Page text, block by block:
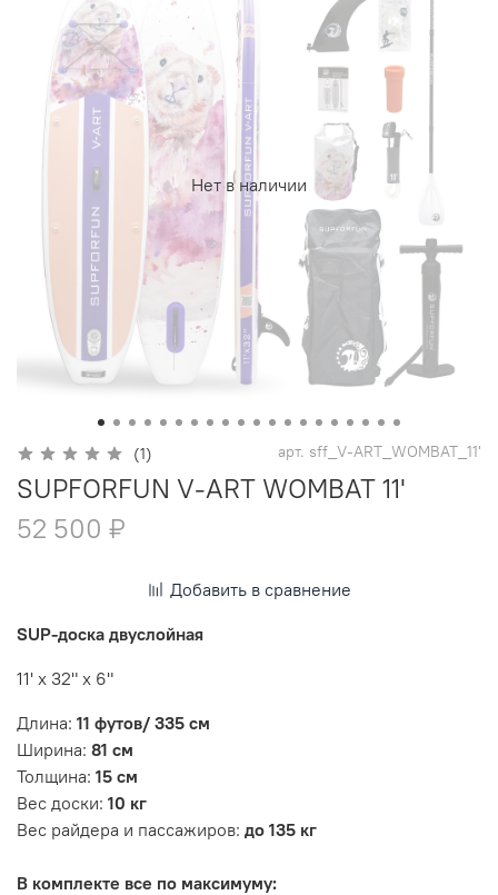
Нет в наличии
(1) арт. sff_V-ART_WOMBAT_11'
SUPFORFUN V-ART WOMBAT 11'
52 500 ₽
Добавить в сравнение
SUP-доска двуслойная
11' х 32" х 6"
Длина: 11 футов/ 335 см
Ширина: 81 см
Толщина: 15 см
Вес доски: 10 кг
Вес райдера и пассажиров: до 135 кг
В комплекте все по максимуму: